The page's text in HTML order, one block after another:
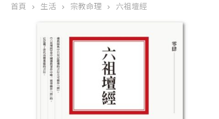
首頁 生活 宗教命理 六祖壇經